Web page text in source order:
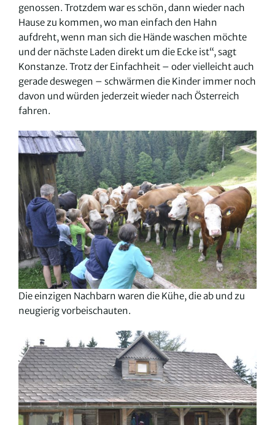
genossen. Trotzdem war es schön, dann wieder nach
Hause zu kommen, wo man einfach den Hahn
aufdreht, wenn man sich die Hände waschen möchte
und der nächste Laden direkt um die Ecke ist“, sagt
Konstanze. Trotz der Einfachheit – oder vielleicht auch
gerade deswegen – schwärmen die Kinder immer noch
davon und würden jederzeit wieder nach Österreich
fahren.
Die einzigen Nachbarn waren die Kühe, die ab und zu
neugierig vorbeischauten.